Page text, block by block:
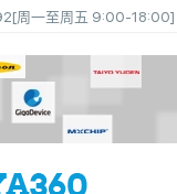
[周一至周五 9:00-18:00]